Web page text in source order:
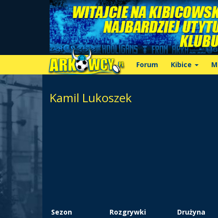
Forum Kibice
Kamil Lukoszek
Sezon Rozgrywki Drużyna